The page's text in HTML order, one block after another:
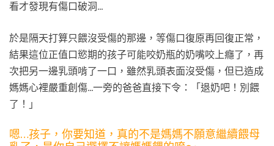
看才發現有傷口破洞…
於是隔天打算只餵沒受傷的那邊，等傷口復原再回復正常，
結果這位正值口慾期的孩子可能咬奶瓶的奶嘴咬上癮了，再
次把另一邊乳頭啃了一口，雖然乳頭表面沒受傷，但已造成
媽媽心裡嚴重創傷…一旁的爸爸直接下令：「退奶吧！別餵
了！」
嗯…孩子，你要知道，真的不是媽媽不願意繼續餵母